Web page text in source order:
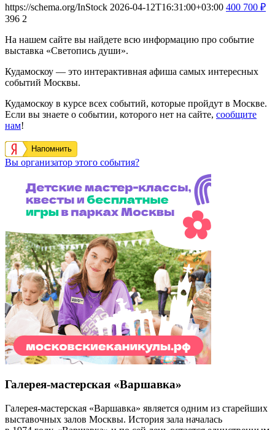
https://schema.org/InStock 2026-04-12T16:31:00+03:00 400 700 ₽
396 2
На нашем сайте вы найдете всю информацию про событие
выставка «Светопись души».
Кудамоскоу — это интерактивная афиша самых интересных
событий Москвы.
Кудамоскоу в курсе всех событий, которые пройдут в Москве.
Если вы знаете о событии, которого нет на сайте, сообщите
нам!
Напомнить
Вы организатор этого события?
Галерея-мастерская «Варшавка»
Галерея-мастерская «Варшавка» является одним из старейших
выставочных залов Москвы. История зала началась